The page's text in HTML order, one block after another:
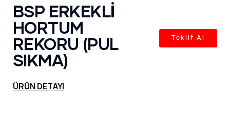
BSP ERKEKLİ
HORTUM
REKORU (PUL
SIKMA)
Teklif Al
ÜRÜN DETAYI